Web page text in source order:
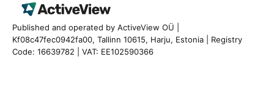
Published and operated by ActiveView OÜ |
Kf08c47fec0942fa00, Tallinn 10615, Harju, Estonia | Registry
Code: 16639782 | VAT: EE102590366